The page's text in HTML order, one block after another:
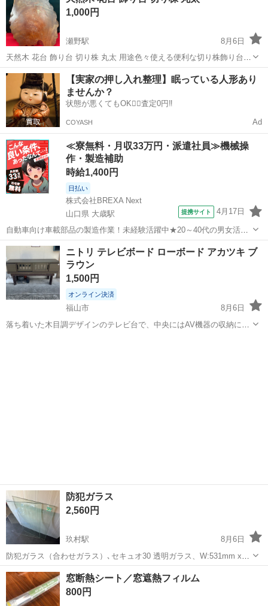
1,000円
瀬野駅
8月6日
天然木 花台 飾り台 切り株 丸太 用途色々使える便利な切り株飾り台で
す。 年季が入っていてアンティーク置物でも存在感があります！
広島 広島市 瀬野駅 その他
【実家の押し入れ整理】眠っている人形あり
ませんか？
状態が悪くてもOK🙆‍♀️査定0円‼️
COYASH Ad
≪寮無料・月収33万円・派遣社員≫機械操
作・製造補助
時給1,400円
日払い
株式会社BREXA Next
山口県 大歳駅
提携サイト 4月17日
自動車向け車載部品の製造作業！未経験活躍中★20～40代の男女活躍
中！友達同士での応募OK！備品付きワンルーム寮費無料！赴任旅費会
社負担！生活支援物資事前対応可◎格安食堂利用可！年間休日135日
♪《山口県山口市》 人気の工...
山口 山口市 大歳駅 その他
ニトリ テレビボード ローボード アカツキ ブ
ラウン
1,500円
オンライン決済
福山市
8月6日
落ち着いた木目調デザインのテレビ台で、中央にはAV機器の収納に適
防犯ガラス
2,560円
玖村駅
8月6日
防犯ガラス（合わせガラス）､セキュオ30 透明ガラス、W:531mm x
H:881mm＝2枚 3mm＋フィルム＋3mm 金額は2枚の金額です 一回,取
付けて2週間後に外したガラスです 多少の汚れはあります 四方にシリ
コンの...
広島 広島市 玖村駅 その他
窓断熱シート／窓遮熱フィルム
800円